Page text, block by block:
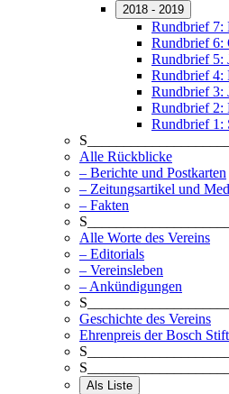
2018 - 2019
Rundbrief 7:
Rundbrief 6:
Rundbrief 5:
Rundbrief 4:
Rundbrief 3:
Rundbrief 2:
Rundbrief 1:
Alle Rückblicke
– Berichte und Postkarten
– Zeitungsartikel und
– Fakten
Alle Worte des Vereins
– Editorials
– Vereinsleben
– Ankündigungen
Geschichte des Vereins
Ehrenpreis der Bosch
Als Liste